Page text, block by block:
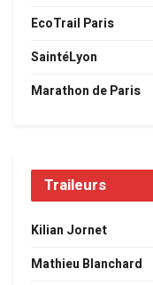
EcoTrail Paris
SaintéLyon
Marathon de Paris
Traileurs
Kilian Jornet
Mathieu Blanchard